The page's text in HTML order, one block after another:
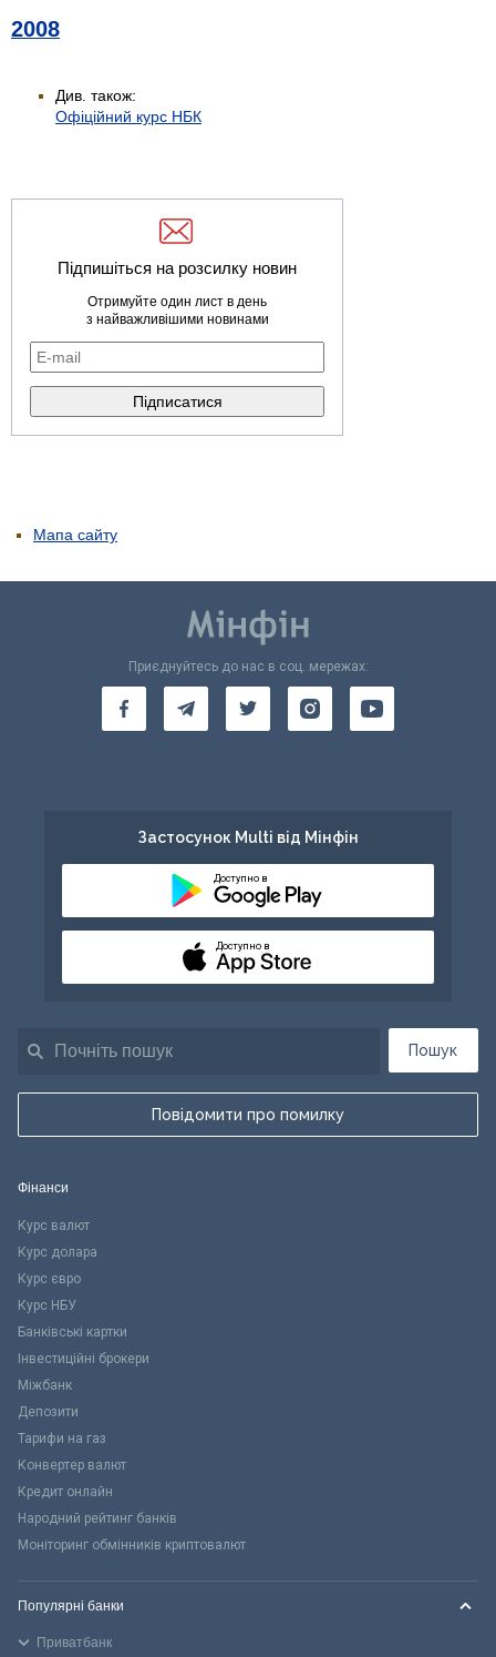
2008
Див. також:
Офіційний курс НБК
Підпишіться на розсилку новин
Отримуйте один лист в день
з найважливішими новинами
Мапа сайту
Пошук
Повідомити про помилку
Приєднуйтесь до нас в соц. мережах:
Застосунок Multi від Мінфін
Доступно в
Доступно в
Фінанси
Курс валют
Курс долара
Курс євро
Курс НБУ
Банківські картки
Інвестиційні брокери
Міжбанк
Депозити
Тарифи на газ
Конвертер валют
Кредит онлайн
Народний рейтинг банків
Моніторинг обмінників криптовалют
Популярні банки
Приватбанк